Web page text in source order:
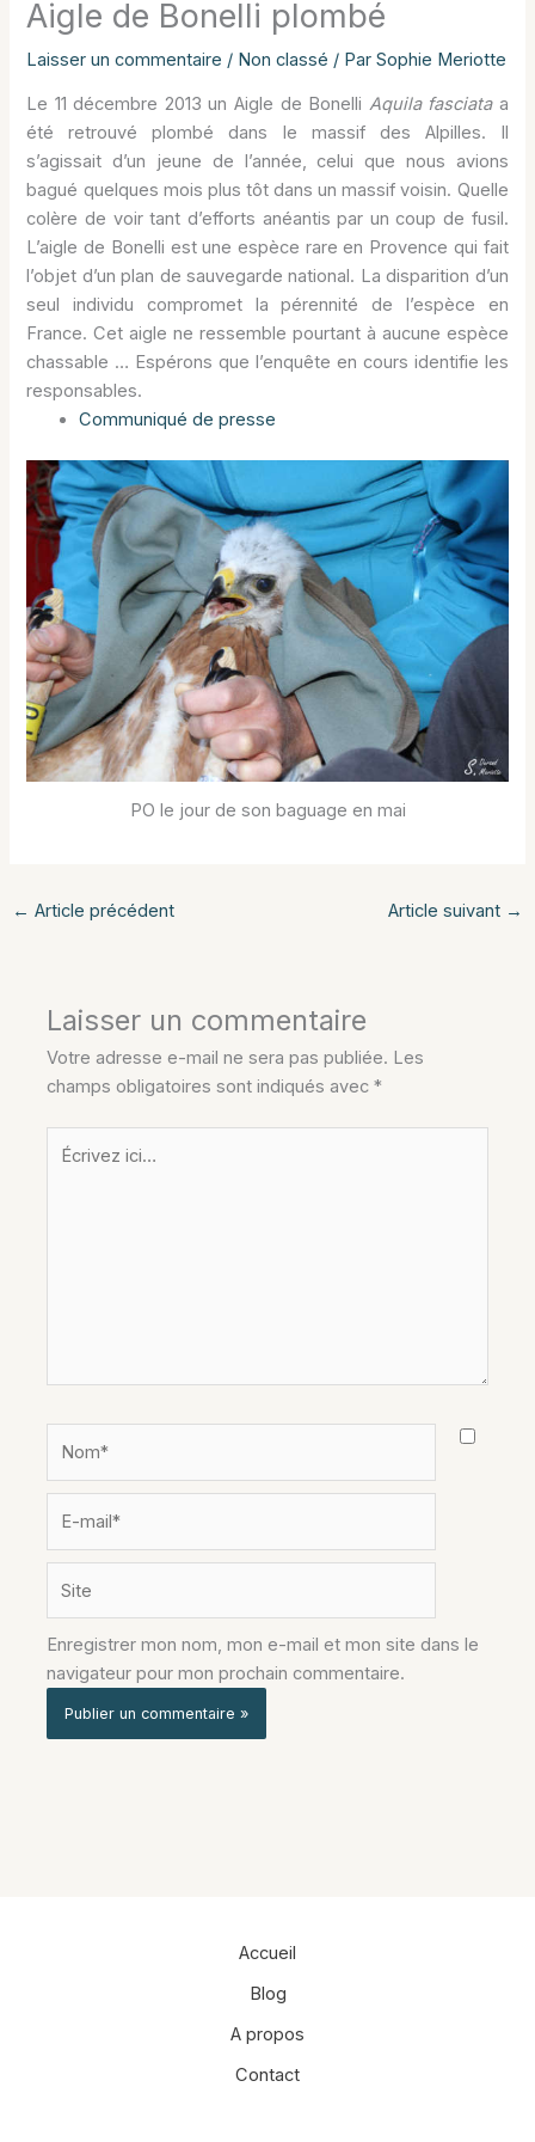
Aigle de Bonelli plombé
Laisser un commentaire / Non classé / ParSophie Meriotte
Le 11 décembre 2013 un Aigle de Bonelli Aquila fasciataa
été retrouvé plombé dans le massif des Alpilles. Il
s’agissait d’un jeune de l’année, celui que nous avions
bagué quelques mois plus tôt dans un massif voisin. Quelle
colère de voir tant d’efforts anéantis par un coup de fusil.
L’aigle de Bonelli est une espèce rare en Provence qui fait
l’objet d’un plan de sauvegarde national. La disparition d’un
seul individu compromet la pérennité de l’espèce en
France. Cet aigle ne ressemble pourtant à aucune espèce
chassable … Espérons que l’enquête en cours identifie les
responsables.
Communiqué de presse
PO le jour de son baguage en mai
← Article précédent Article suivant →
Laisser un commentaire
Votre adresse e-mail ne sera pas publiée. Les
champs obligatoires sont indiqués avec*
Écrivez
ici…
mail*
Enregistrer mon nom, mon e-mail et mon site dans le
navigateur pour mon prochain commentaire.
Accueil
Blog
A propos
Contact